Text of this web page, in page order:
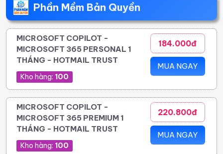
Phần Mềm Bản Quyền
MICROSOFT COPILOT -
MICROSOFT 365 PERSONAL 1
THÁNG - HOTMAIL TRUST
Kho hàng: 100
184.000đ
MUA NGAY
MICROSOFT COPILOT -
MICROSOFT 365 PREMIUM 1
THÁNG - HOTMAIL TRUST
Kho hàng: 100
220.800đ
MUA NGAY